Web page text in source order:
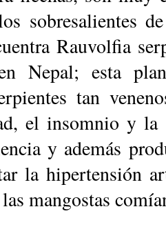
sobresalientes
Rau­volfia
Nepal; esta
tan
el in­somnio y la
y además
la hipertensión
mangostas